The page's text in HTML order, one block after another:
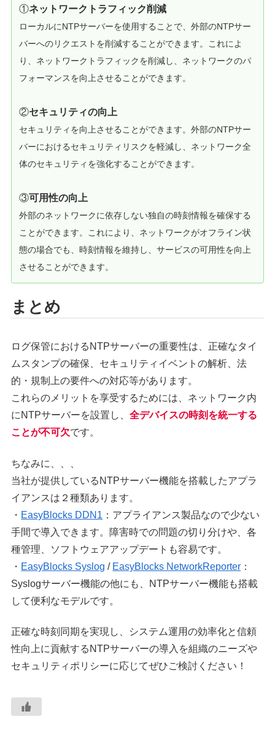
①ネットワークトラフィック削減
ローカルにNTPサーバーを使用することで、外部のNTPサー
バーへのリクエストを削減することができます。これによ
り、ネットワークトラフィックを削減し、ネットワークのパ
フォーマンスを向上させることができます。
②セキュリティの向上
セキュリティを向上させることができます。外部のNTPサー
バーにおけるセキュリティリスクを軽減し、ネットワーク全
体のセキュリティを強化することができます。
③可用性の向上
外部のネットワークに依存しない独自の時刻情報を確保する
ことができます。これにより、ネットワークがオフライン状
態の場合でも、時刻情報を維持し、サービスの可用性を向上
させることができます。
まとめ
ログ保管におけるNTPサーバーの重要性は、正確なタイ
ムスタンプの確保、セキュリティイベントの解析、法
的・規制上の要件への対応等があります。
これらのメリットを享受するためには、ネットワーク内
にNTPサーバーを設置し、全デバイスの時刻を統一する
ことが不可欠です。
ちなみに、、、
当社が提供しているNTPサーバー機能を搭載したアプラ
イアンスは２種類あります。
・ EasyBlocks DDN1 ：アプライアンス製品なので少ない
手間で導入できます。障害時での問題の切り分けや、各
種管理、ソフトウェアアップデートも容易です。
・ EasyBlocks Syslog / EasyBlocks NetworkReporter ：
Syslogサーバー機能の他にも、NTPサーバー機能も搭載
して便利なモデルです。
正確な時刻同期を実現し、システム運用の効率化と信頼
性向上に貢献するNTPサーバーの導入を組織のニーズや
セキュリティポリシーに応じてぜひご検討ください！